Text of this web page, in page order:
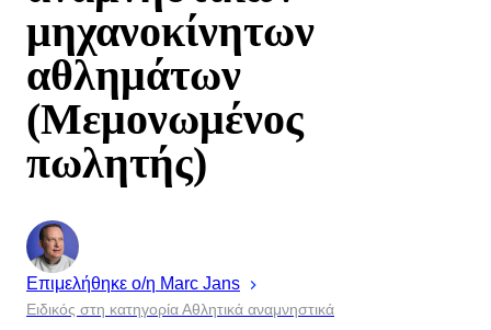
μηχανοκίνητων
αθλημάτων
(Μεμονωμένος
πωλητής)
Επιμελήθηκε ο/η Marc Jans
Ειδικός στη κατηγορία Αθλητικά αναμνηστικά